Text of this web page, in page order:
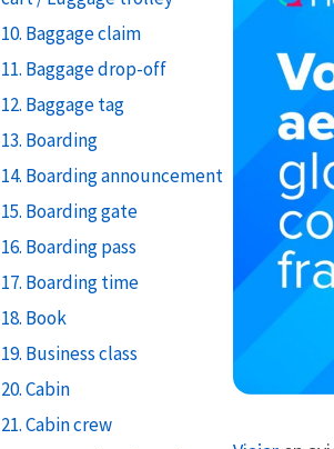
10. Baggage claim
11. Baggage drop-off
12. Baggage tag
13. Boarding
14. Boarding announcement
15. Boarding gate
16. Boarding pass
17. Boarding time
18. Book
19. Business class
20. Cabin
21. Cabin crew